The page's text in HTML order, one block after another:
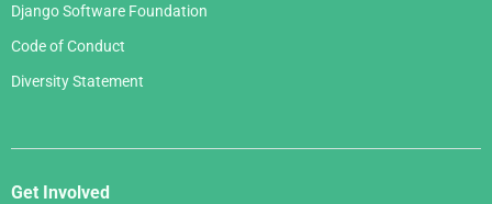
Django Software Foundation
Code of Conduct
Diversity Statement
Get Involved